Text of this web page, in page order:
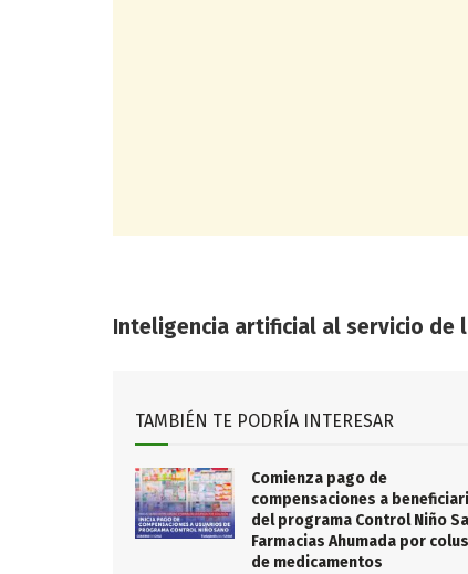
Inteligencia artificial al servicio de
TAMBIÉN TE PODRÍA INTERESAR
Comienza pago de
compensaciones a
del programa Control Niño
Farmacias Ahumada por
de medicamentos